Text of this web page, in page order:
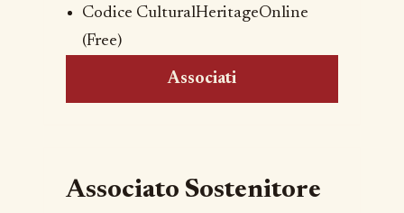
Codice CulturalHeritageOnline
(Free)
Associati
Associato Sostenitore